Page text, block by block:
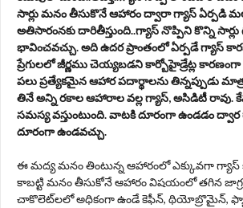
సార్లు మనం తీసుకొనే ఆహారం ద్వారా గ్యాస్ ఏర్పడి
అతిసారంనకు దారితీస్తుంది..గ్యాస్ నొప్పిని కొన్ని
భావించవచ్చు. అది ఉదర ప్రాంతంలో ఏర్పడే గ్యాస్
ప్రేగులలో జీర్ణము చెయ్యబడని కార్బోహైడ్రేట్ల కారణంగా
పలు ప్రత్యేకమైన ఆహార పదార్థాలను తిన్నప్పుడు
తినే అన్ని రకాల ఆహారాల వల్ల గ్యాస్, అసిడిటీ రావు.
సమస్య వస్తుంటుంది. వాటకి దూరంగా ఉండడం
దూరంగా ఉండవచ్చు.
ఈ మద్య మనం తింటున్న ఆహారంలో ఎక్కువగా
కాబట్టి మనం తీసుకోనే ఆహారం విషయంలో తగిన
చాకొలెట్‌లలో అధికంగా ఉండే కెఫీన్, థియోబ్రొమైన్,